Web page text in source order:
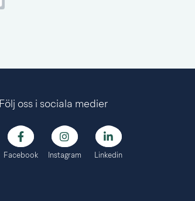
Följ oss i sociala medier
Facebook Instagram Linkedin